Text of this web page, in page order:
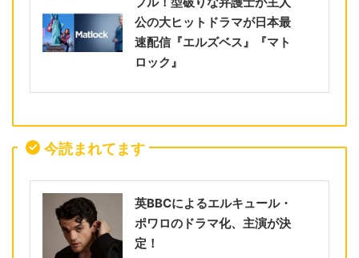
公の大ヒットドラマが日本最
速配信『エルズベス』『マト
ロック』
今読まれてます
英BBCによるエルキュール・
ポワロのドラマ化、主演が決
定！